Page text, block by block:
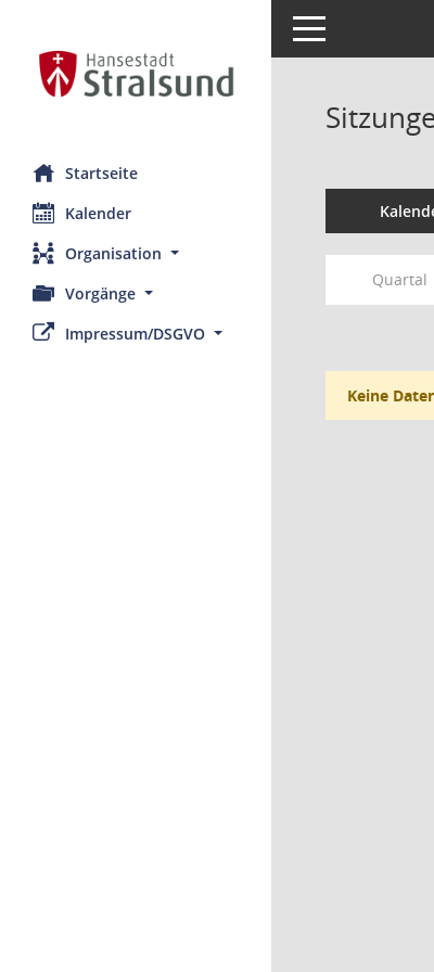
Startseite
Kalender
Organisation
Vorgänge
Impressum/DSGVO
Toggle navigation
Quartal
Keine